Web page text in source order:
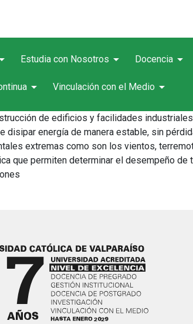
Estudia con Nosotros arrow_drop_down Docencia arrow_drop_down
arrow_drop_down Vinculación con el Medio arrow_drop_down
de edificios y facilidades
energía de manera estable, sin
extremas como son los vientos,
que permiten determinar el desempeño de